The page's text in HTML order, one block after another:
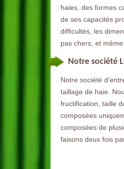
haies, des formes
de ses capacités
difficultés, les
pas chers, et même
Notre société
Notre société
taillage de haie.
fructification, taille
composées
composées de
faisons deux fois